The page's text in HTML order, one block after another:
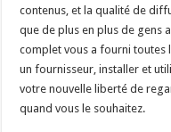
contenus, et la qualité de
que de plus en plus de gens
complet vous a fourni toutes
un fournisseur, installer et
votre nouvelle liberté de
quand vous le souhaitez.